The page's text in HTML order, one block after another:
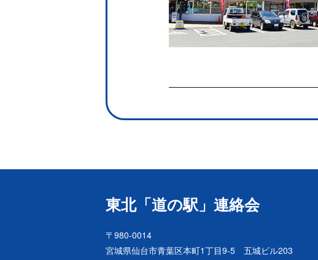
東北「道の駅」連絡会
〒980-0014
宮城県仙台市青葉区本町1丁目9-5 五城ビル203